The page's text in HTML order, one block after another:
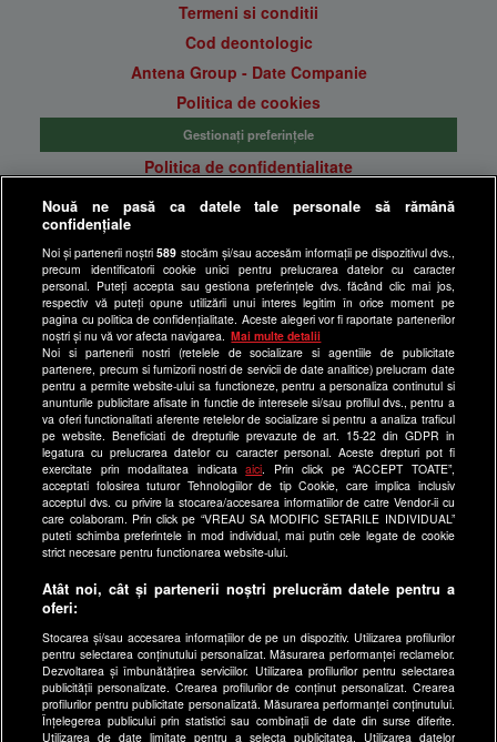
Termeni si conditii
Cod deontologic
Antena Group - Date Companie
Politica de cookies
Gestionați preferințele
Politica de confidentialitate
Anunturi gratuite pe Lajumate.ro
Program Happy Channel
Echipa editorială
Site-uri Antena Group
a1.ro
antenastars.ro
as.ro
catine.ro
chefi.ro
deparinti.ro
medicool.ro
spynews.ro
useit.ro
retetefeldefel.ro
zutv.ro
Trends AntenaPLAY
Nouă ne pasă ca datele tale personale să rămână
confidențiale
Noi și partenerii noștri589 stocăm și/sau accesăm informații pe dispozitivul dvs.,
precum identificatorii cookie unici pentru prelucrarea datelor cu caracter
personal. Puteți accepta sau gestiona preferințele dvs. făcând clic mai jos,
respectiv vă puteți opune utilizării unui interes legitim în orice moment pe
pagina cu politica de confidențialitate. Aceste alegeri vor fi raportate partenerilor
noștri și nu vă vor afecta navigarea.
Mai multe detalii
Noi si partenerii nostri (retelele de socializare si agentiile de publicitate
partenere, precum si furnizorii nostri de servicii de date analitice) prelucram date
pentru a permite website-ului sa functioneze, pentru a personaliza continutul si
anunturile publicitare afisate in functie de interesele si/sau profilul dvs., pentru a
va oferi functionalitati aferente retelelor de socializare si pentru a analiza traficul
pe website. Beneficiati de drepturile prevazute de art. 15-22 din GDPR in
legatura cu prelucrarea datelor cu caracter personal. Aceste drepturi pot fi
exercitate prin modalitatea indicataaici . Prin click pe “ACCEPT TOATE”,
acceptati folosirea tuturor Tehnologiilor de tip Cookie, care implica inclusiv
acceptul dvs. cu privire la stocarea/accesarea informatiilor de catre Vendor-ii cu
care colaboram. Prin click pe “VREAU SA MODIFIC SETARILE INDIVIDUAL”
puteti schimba preferintele in mod individual, mai putin cele legate de cookie
strict necesare pentru functionarea website-ului.
Atât noi, cât și partenerii noștri prelucrăm datele pentru a
oferi:
Stocarea și/sau accesarea informațiilor de pe un dispozitiv. Utilizarea profilurilor
pentru selectarea conținutului personalizat. Măsurarea performanței reclamelor.
Dezvoltarea și îmbunătățirea serviciilor. Utilizarea profilurilor pentru selectarea
publicității personalizate. Crearea profilurilor de conținut personalizat. Crearea
profilurilor pentru publicitate personalizată. Măsurarea performanței conținutului.
Înțelegerea publicului prin statistici sau combinații de date din surse diferite.
Utilizarea de date limitate pentru a selecta publicitatea. Utilizarea datelor